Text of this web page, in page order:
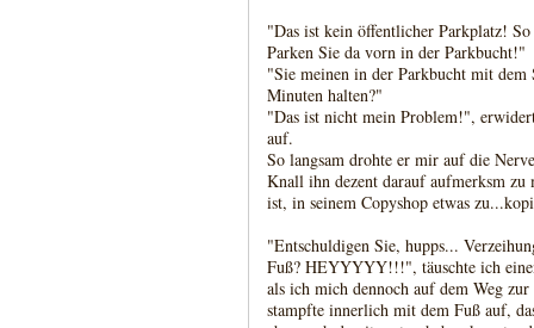
"Das ist kein öffentlicher Parkplatz!
Parken Sie da vorn in der Parkbucht!"
"Sie meinen in der Parkbucht mit dem
Minuten halten?"
"Das ist nicht mein Problem!",
auf.
So langsam drohte er mir auf die
Knall ihn dezent darauf aufmerksm zu
ist, in seinem Copyshop etwas
"Entschuldigen Sie, hupps...
Fuß? HEYYYYY!!!", täuschte ich
als ich mich dennoch auf dem Weg
stampfte innerlich mit dem Fuß auf,